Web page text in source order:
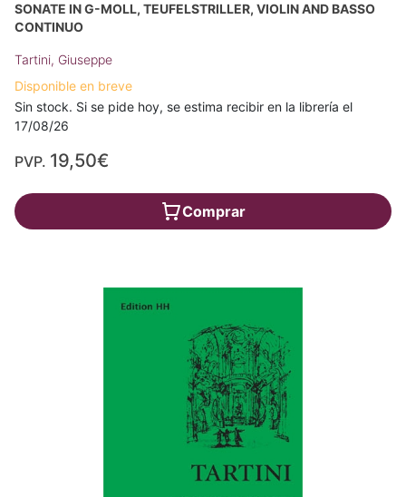
SONATE IN G-MOLL, TEUFELSTRILLER, VIOLIN AND BASSO
CONTINUO
Tartini, Giuseppe
Disponible en breve
Sin stock. Si se pide hoy, se estima recibir en la librería el
17/08/26
PVP. 19,50€
Comprar